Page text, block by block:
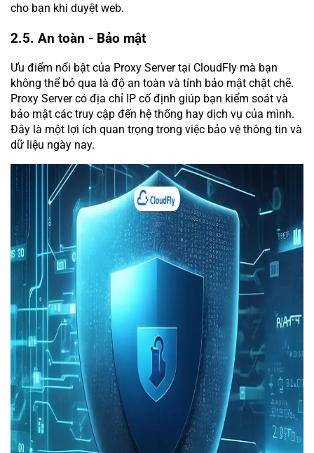
cho bạn khi duyệt web.
2.5. An toàn - Bảo mật
Ưu điểm nổi bật của Proxy Server tại CloudFly mà bạn
không thể bỏ qua là độ an toàn và tính bảo mật chặt chẽ.
Proxy Server có địa chỉ IP cố định giúp bạn kiểm soát và
bảo mật các truy cập đến hệ thống hay dịch vụ của mình.
Đây là một lợi ích quan trọng trong việc bảo vệ thông tin và
dữ liệu ngày nay.